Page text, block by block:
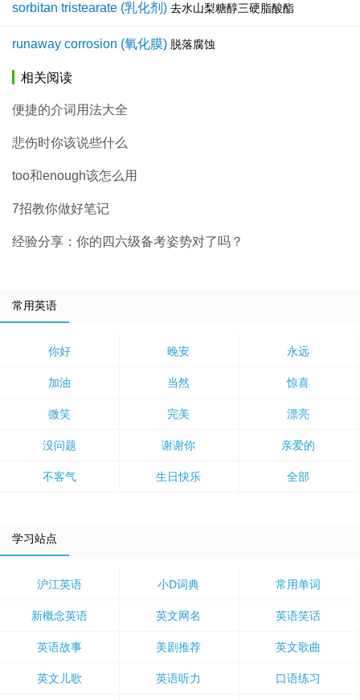
sorbitan tristearate (乳化剂) 去水山梨糖醇三硬脂酸酯
runaway corrosion (氧化膜) 脱落腐蚀
相关阅读
便捷的介词用法大全
悲伤时你该说些什么
too和enough该怎么用
7招教你做好笔记
经验分享：你的四六级备考姿势对了吗？
常用英语
你好 晚安 永远
加油 当然 惊喜
微笑 完美 漂亮
没问题 谢谢你 亲爱的
不客气 生日快乐 全部
学习站点
沪江英语 小D词典 常用单词
新概念英语 英文网名 英语笑话
英语故事 美剧推荐 英文歌曲
英文儿歌 英语听力 口语练习